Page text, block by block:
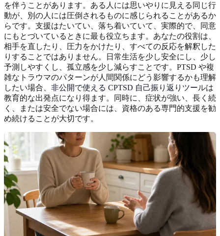
を伴うことがあります。ある人には思いやりに見える同じ行
動が、別の人には圧倒されるものに感じられることがあるか
らです。支援はたいてい、落ち着いていて、実際的で、同意
にもとづいているときに最も役立ちます。あなたの役割は、
相手を直したり、圧力をかけたり、すべての反応を解釈した
りすることではありません。日常生活を少し安全にし、少し
予測しやすくし、孤立感を少し減らすことです。PTSD や複
雑なトラウマのパターンが人間関係にどう影響するかも理解
したい場合、 非公開で使える CPTSD 自己振り返りツールは
教育的な出発点になり得ます。同時に、症状が強い、長く続
く、または安全でない場合には、資格のある専門的支援を勧
め続けることが大切です。